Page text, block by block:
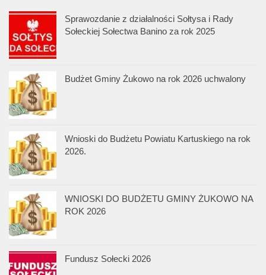
Sprawozdanie z działalności Sołtysa i Rady
Sołeckiej Sołectwa Banino za rok 2025
Budżet Gminy Żukowo na rok 2026 uchwalony
Wnioski do Budżetu Powiatu Kartuskiego na rok
2026.
WNIOSKI DO BUDŻETU GMINY ŻUKOWO NA
ROK 2026
Fundusz Sołecki 2026